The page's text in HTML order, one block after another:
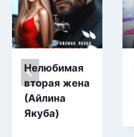
Нелюбимая
вторая жена
(Айлина
Якуба)